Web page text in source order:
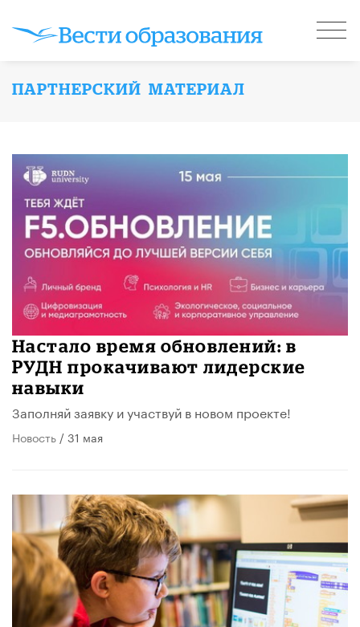
ПАРТНЕРСКИЙ МАТЕРИАЛ
Настало время обновлений: в
РУДН прокачивают лидерские
навыки
Заполняй заявку и участвуй в новом проекте!
Новость / 31 мая